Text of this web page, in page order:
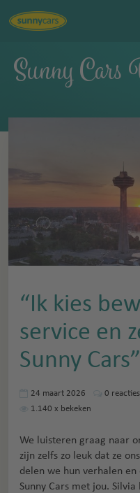
Sunny
“Ik kies
service en
Sunny Cars”
24 maart 2026 0 reacties
1.140 x bekeken
We luisteren graag naar
zijn zelfs zo leuk dat ze
delen we hun verhalen
Sunny Cars met jou.